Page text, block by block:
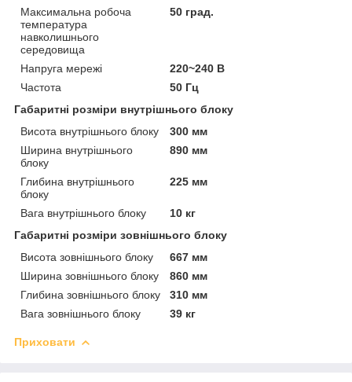
Максимальна робоча
температура
навколишнього
середовища
50 град.
Напруга мережі
220~240 В
Частота
50 Гц
Габаритні розміри внутрішнього блоку
Висота внутрішнього блоку
300 мм
Ширина внутрішнього
блоку
890 мм
Глибина внутрішнього
блоку
225 мм
Вага внутрішнього блоку
10 кг
Габаритні розміри зовнішнього блоку
Висота зовнішнього блоку
667 мм
Ширина зовнішнього блоку
860 мм
Глибина зовнішнього блоку
310 мм
Вага зовнішнього блоку
39 кг
Приховати